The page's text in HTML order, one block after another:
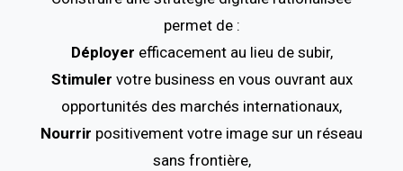
permet de :
Déployer efficacement au lieu de subir,
Stimuler votre business en vous ouvrant aux
opportunités des marchés internationaux,
Nourrir positivement votre image sur un réseau
sans frontière,